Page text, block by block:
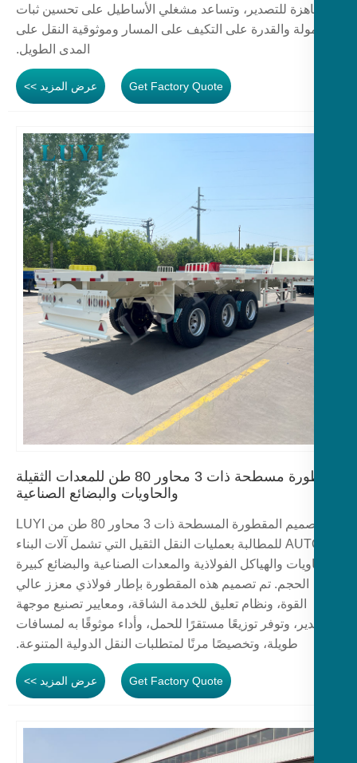
للتصدير، وتساعد مشغلي الأساطيل على تحسين ثبات
والقدرة على التكيف على المسار وموثوقية النقل على
المدى الطويل.
عرض المزيد >> Get Factory Quote
مقطورة مسطحة ذات 3 محاور 80 طن للمعدات الثقيلة
والحاويات والبضائع الصناعية
تم تصميم المقطورة المسطحة ذات 3 محاور 80 طن من LUYI
AUTO للمطالبة بعمليات النقل الثقيل التي تشمل آلات البناء
والهياكل الفولاذية والمعدات الصناعية والبضائع كبيرة
الحجم. تم تصميم هذه المقطورة بإطار فولاذي معزز عالي
القوة، ونظام تعليق للخدمة الشاقة، ومعايير تصنيع موجهة
وتوفر توزيعًا مستقرًا للحمل، وأداء موثوقًا به لمسافات
طويلة، وتخصيصًا مرنًا لمتطلبات النقل الدولية المتنوعة.
عرض المزيد >> Get Factory Quote